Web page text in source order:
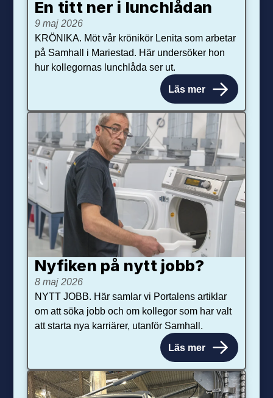
En titt ner i lunchlådan
9 maj 2026
KRÖNIKA. Möt vår krönikör Lenita som arbetar
på Samhall i Mariestad. Här undersöker hon
hur kollegornas lunchlåda ser ut.
Läs mer
Nyfiken på nytt jobb?
8 maj 2026
NYTT JOBB. Här samlar vi Portalens artiklar
om att söka jobb och om kollegor som har valt
att starta nya karriärer, utanför Samhall.
Läs mer